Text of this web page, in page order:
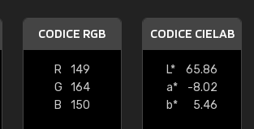
CODICE RGB
R
149
G
164
B
150
CODICE CIELAB
L*
65.86
a*
-8.02
b*
5.46